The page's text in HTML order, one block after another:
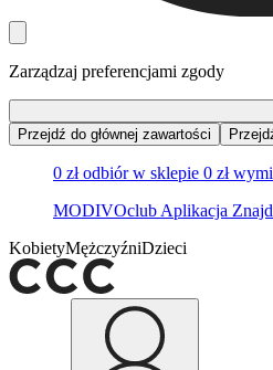
Zarządzaj preferencjami zgody
Przejdź do głównej zawartości
0 zł odbiór w sklepie 0 zł
MODIVOclub Aplikacja
KobietyMężczyźniDzieci